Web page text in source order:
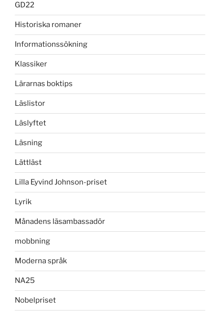
GD22
Historiska romaner
Informationssökning
Klassiker
Lärarnas boktips
Läslistor
Läslyftet
Läsning
Lättläst
Lilla Eyvind Johnson-priset
Lyrik
Månadens läsambassadör
mobbning
Moderna språk
NA25
Nobelpriset